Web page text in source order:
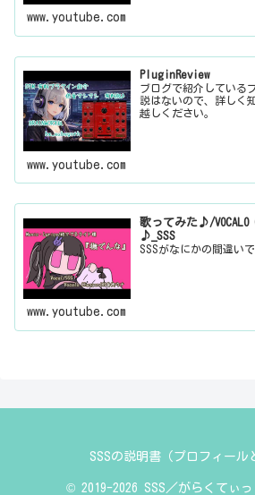
www.youtube.com
PluginReview
ブログで紹介している
説はないので、詳しく
越しください。
www.youtube.com
歌ってみた♪/VOCALO
♪_SSS
SSSがなにかの間違い
www.youtube.com
SSSの説明書（プロフィール
© 2019-2026 SSS／がらくてぃ